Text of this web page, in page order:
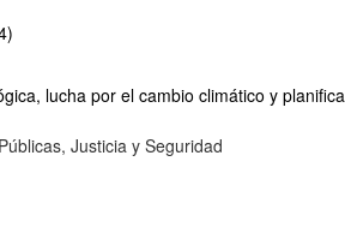
lucha por el cambio climático y
Justicia y Seguridad